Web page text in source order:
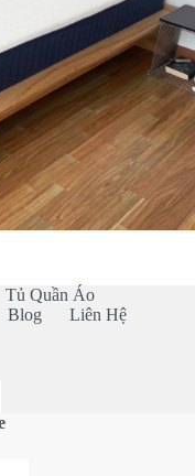
Tủ Quần Áo
Blog Liên Hệ